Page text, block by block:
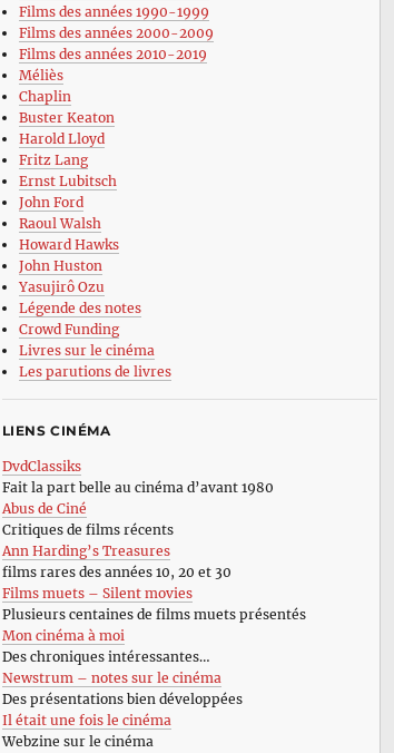
Films des années 1990-1999
Films des années 2000-2009
Films des années 2010-2019
Méliès
Chaplin
Buster Keaton
Harold Lloyd
Fritz Lang
Ernst Lubitsch
John Ford
Raoul Walsh
Howard Hawks
John Huston
Yasujirô Ozu
Légende des notes
Crowd Funding
Livres sur le cinéma
Les parutions de livres
LIENS CINÉMA
DvdClassiks
Fait la part belle au cinéma d’avant 1980
Abus de Ciné
Critiques de films récents
Ann Harding’s Treasures
films rares des années 10, 20 et 30
Films muets – Silent movies
Plusieurs centaines de films muets présentés
Mon cinéma à moi
Des chroniques intéressantes…
Newstrum – notes sur le cinéma
Des présentations bien développées
Il était une fois le cinéma
Webzine sur le cinéma